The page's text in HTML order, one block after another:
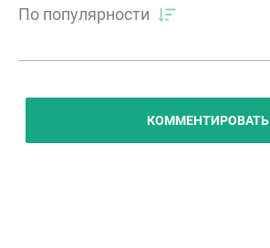
По популярности
КОММЕНТИРОВАТЬ